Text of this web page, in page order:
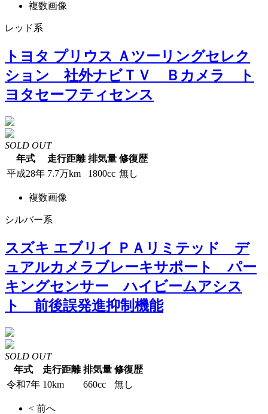
複数画像
レッド系
トヨタ プリウス Ａツーリングセレク
ション 社外ナビＴＶ Ｂカメラ ト
ヨタセーフティセンス
SOLD OUT
年式
走行距離 排気量 修復歴
平成28年 7.7万km 1800cc 無し
複数画像
シルバー系
スズキ エブリイ ＰＡリミテッド デ
ュアルカメラブレーキサポート パー
キングセンサー ハイビームアシス
ト 前後誤発進抑制機能
SOLD OUT
年式
走行距離 排気量 修復歴
令和7年 10km 660cc 無し
< 前へ